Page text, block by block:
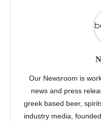
Our Newsroom is
news and press
greek based beer,
industry media,